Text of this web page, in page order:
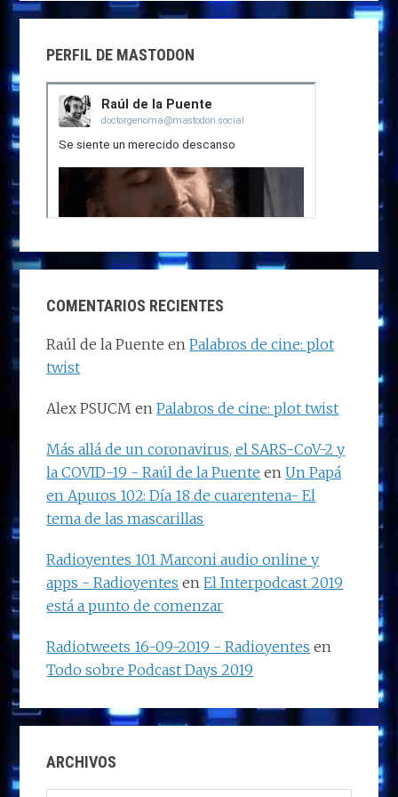
PERFIL DE MASTODON
COMENTARIOS RECIENTES
Raúl de la Puente enPalabros de cine: plot
twist
Alex PSUCM enPalabros de cine: plot twist
Más allá de un coronavirus, el SARS-CoV-2 y
la COVID-19 - Raúl de la Puente enUn Papá
en Apuros 102: Día 18 de cuarentena- El
tema de las mascarillas
Radioyentes 101 Marconi audio online y
apps - Radioyentes enEl Interpodcast 2019
está a punto de comenzar
Radiotweets 16-09-2019 - Radioyentes en
Todo sobre Podcast Days 2019
ARCHIVOS